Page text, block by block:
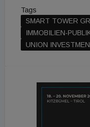
Tags
SMART TOWER
IMMOBILIEN-
UNION